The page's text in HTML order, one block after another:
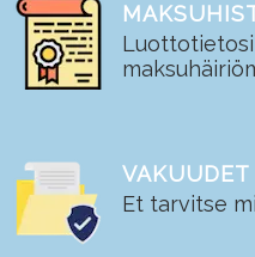
VAKUUDET
Et tarvitse